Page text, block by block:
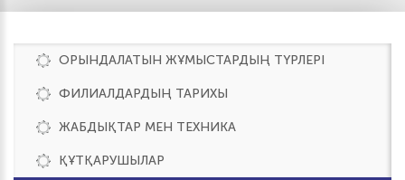
ОРЫНДАЛАТЫН ЖҰМЫСТАРДЫҢ ТҮРЛЕРІ
ФИЛИАЛДАРДЫҢ ТАРИХЫ
ЖАБДЫҚТАР МЕН ТЕХНИКА
ҚҰТҚАРУШЫЛАР